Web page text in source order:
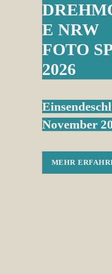
E NRW
FOTO
2026
November
MEHR